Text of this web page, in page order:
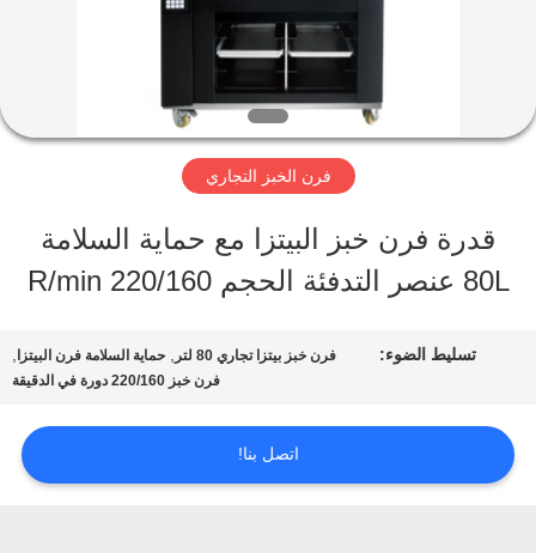
برنامج
حولنا
جولة
في
المصنع
فرن الخبز التجاري
قدرة فرن خبز البيتزا مع حماية السلامة
80L عنصر التدفئة الحجم 220/160 R/min
تسليط الضوء: فرن خبز بيتزا تجاري 80 لتر , حماية السلامة فرن البيتزا ,
فرن خبز 220/160 دورة في الدقيقة
اتصل بنا!